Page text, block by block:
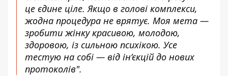
це єдине ціле. Якщо в голові комплекси,
жодна процедура не врятує. Моя мета —
зробити жінку красивою, молодою,
здоровою, із сильною психікою. Усе
тестую на собі — від ін’єкцій до нових
протоколів".